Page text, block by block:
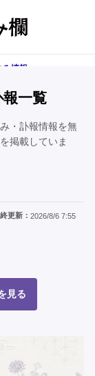
み情報
一覧
・訃報情報を無
掲載していま
更新： 2026/8/6 7:55
見る